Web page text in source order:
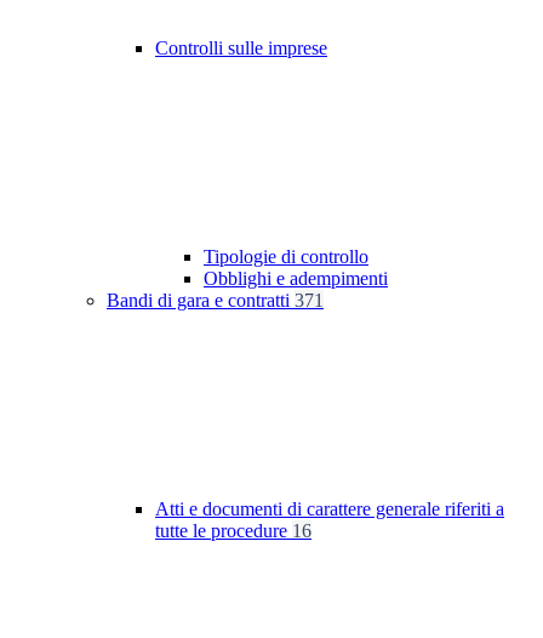
Controlli sulle imprese
Tipologie di controllo
Obblighi e adempimenti
Bandi di gara e contratti 371
Atti e documenti di carattere generale riferiti a
tutte le procedure 16